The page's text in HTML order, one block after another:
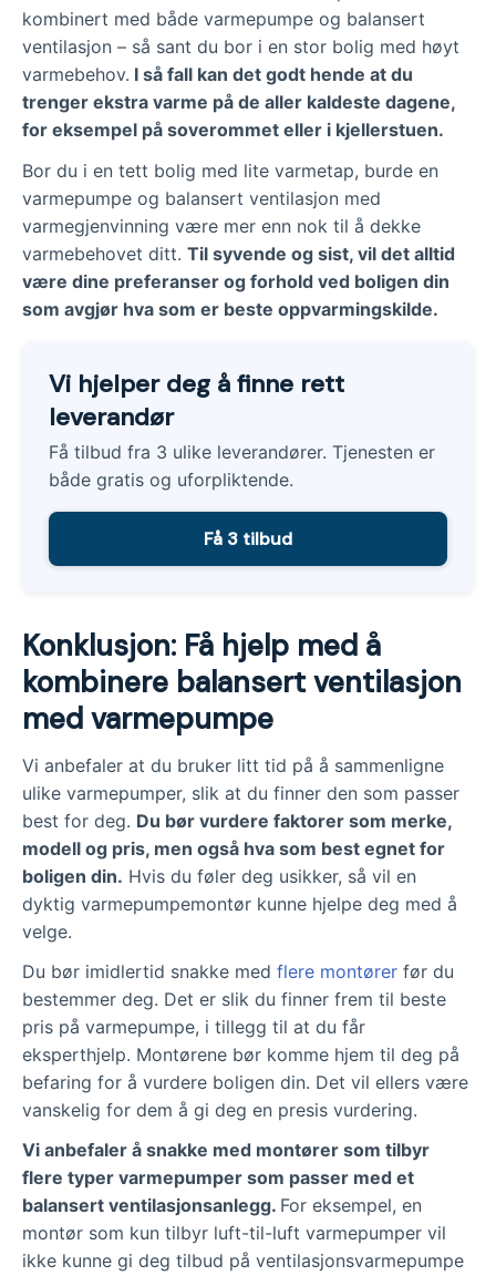
kombinert med både varmepumpe og balansert
ventilasjon – så sant du bor i en stor bolig med høyt
varmebehov. I så fall kan det godt hende at du
trenger ekstra varme på de aller kaldeste dagene,
for eksempel på soverommet eller i kjellerstuen.
Bor du i en tett bolig med lite varmetap, burde en
varmepumpe og balansert ventilasjon med
varmegjenvinning være mer enn nok til å dekke
varmebehovet ditt. Til syvende og sist, vil det alltid
være dine preferanser og forhold ved boligen din
som avgjør hva som er beste oppvarmingskilde.
Vi hjelper deg å finne rett
leverandør
Få tilbud fra 3 ulike leverandører. Tjenesten er
både gratis og uforpliktende.
Få 3 tilbud
Konklusjon: Få hjelp med å
kombinere balansert ventilasjon
med varmepumpe
Vi anbefaler at du bruker litt tid på å sammenligne
ulike varmepumper, slik at du finner den som passer
best for deg. Du bør vurdere faktorer som merke,
modell og pris, men også hva som best egnet for
boligen din. Hvis du føler deg usikker, så vil en
dyktig varmepumpemontør kunne hjelpe deg med å
velge.
Du bør imidlertid snakke med flere montører før du
bestemmer deg. Det er slik du finner frem til beste
pris på varmepumpe, i tillegg til at du får
eksperthjelp. Montørene bør komme hjem til deg på
befaring for å vurdere boligen din. Det vil ellers være
vanskelig for dem å gi deg en presis vurdering.
Vi anbefaler å snakke med montører som tilbyr
flere typer varmepumper som passer med et
balansert ventilasjonsanlegg. For eksempel, en
montør som kun tilbyr luft-til-luft varmepumper vil
ikke kunne gi deg tilbud på ventilasjonsvarmepumpe